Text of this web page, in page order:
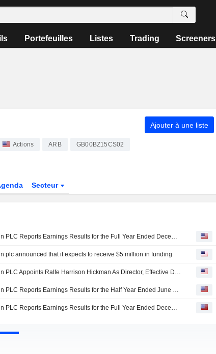
Portefeuilles Listes Trading Screeners
Ajouter à une liste
Actions ARB GB00BZ15CS02
Secteur
Argo Blockchain PLC Reports Earnings Results for the Full Year Ended December 31, 2025
plc announced that it expects to receive $5 million in funding
Argo Blockchain PLC Appoints Ralfe Harrison Hickman As Director, Effective December 12, 2025
Argo Blockchain PLC Reports Earnings Results for the Half Year Ended June 30, 2025
Argo Blockchain PLC Reports Earnings Results for the Full Year Ended December 31, 2024